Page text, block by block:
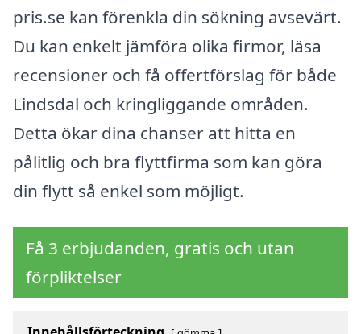
pris.se kan förenkla din sökning avsevärt.
Du kan enkelt jämföra olika firmor, läsa
recensioner och få offertförslag för både
Lindsdal och kringliggande områden.
Detta ökar dina chanser att hitta en
pålitlig och bra flyttfirma som kan göra
din flytt så enkel som möjligt.
Få 3 erbjudanden, gratis och utan
förpliktelser